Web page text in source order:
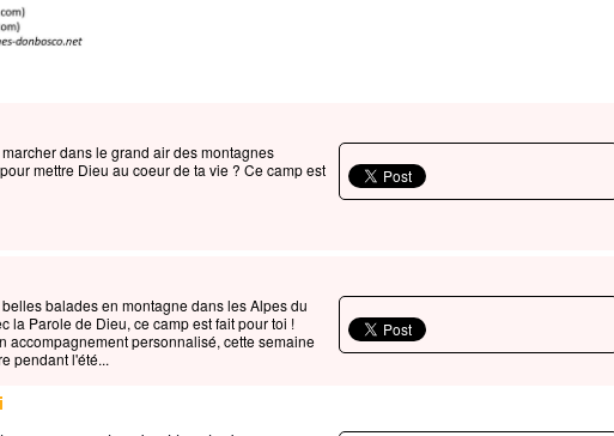
et elle se transportera ;
dans le grand air des montagnes
mettre Dieu au coeur de ta vie ? Ce camp est
balades en montagne dans les Alpes du
la Parole de Dieu, ce camp est fait pour toi !
accompagnement personnalisé, cette semaine
pendant l'été...